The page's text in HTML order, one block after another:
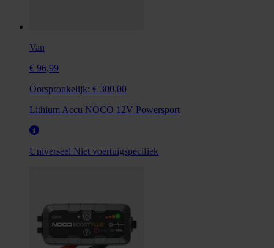
Van
€ 96,99
Oorspronkelijk: € 300,00
Lithium Accu NOCO 12V Powersport
Universeel Niet voertuigspecifiek